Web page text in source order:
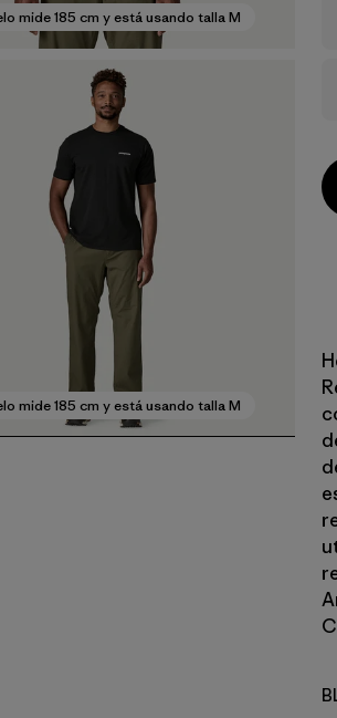
mide 185 cm y está usando talla M
mide 185 cm y está usando talla M